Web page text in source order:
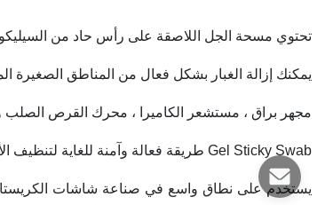
تحتوي مسحة الجل اللاصقة على رأس حاد من
يمكنك إزالة الغبار بشكل فعال من المناطق الصغيرة
مجهر براق ، مستشعر الكاميرا ، محرك القرص الصلب
Gel Sticky Swab طريقة فعالة وآمنة للغاية لتنظيف الأجهزة الحساسة.لا يترك أي آثار أو علامات على الإطلاق.
يستخدم على نطاق واسع في صناعة شاشات الكريستال